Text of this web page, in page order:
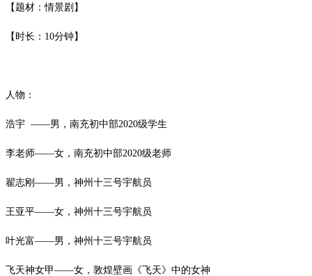
【题材：情景剧】
【时长：10分钟】
人物：
浩宇 ——男，南充初中部2020级学生
李老师——女，南充初中部2020级老师
翟志刚 ——男，神州十三号宇航员
王亚平——女，神州十三号宇航员
叶光富——男，神州十三号宇航员
飞天神女甲——女，敦煌壁画《飞天》中的女神